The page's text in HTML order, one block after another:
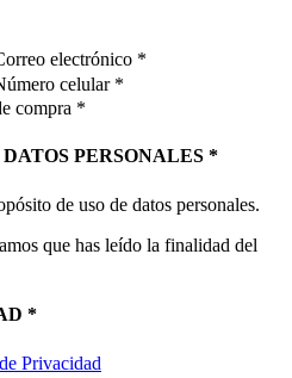
electrónico *
celular *
compra *
PERSONALES *
de uso de datos personales.
que has leído la finalidad del
*
Privacidad